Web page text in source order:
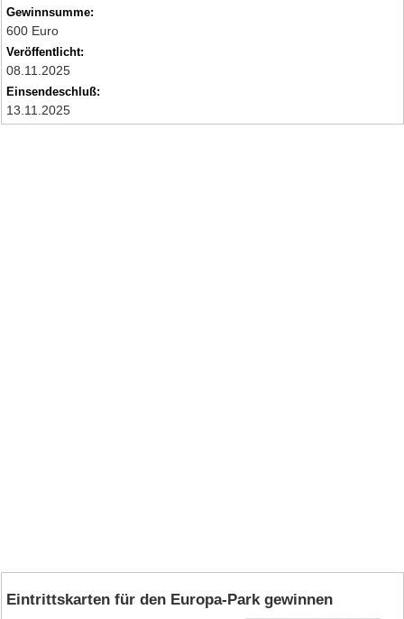
Gewinnsumme:
600 Euro
Veröffentlicht:
08.11.2025
Einsendeschluß:
13.11.2025
Eintrittskarten für den Europa-Park gewinnen